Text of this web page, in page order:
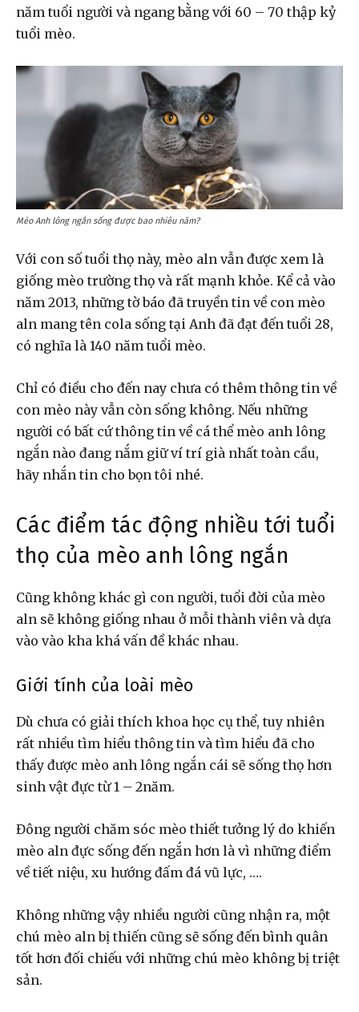
năm tuổi người và ngang bằng với 60 – 70 thập kỷ
tuổi mèo.
Mèo Anh lông ngắn sống được bao nhiêu năm?
Với con số tuổi thọ này, mèo aln vẫn được xem là
giống mèo trường thọ và rất mạnh khỏe. Kể cả vào
năm 2013, những tờ báo đã truyền tin về con mèo
aln mang tên cola sống tại Anh đã đạt đến tuổi 28,
có nghĩa là 140 năm tuổi mèo.
Chỉ có điều cho đến nay chưa có thêm thông tin về
con mèo này vẫn còn sống không. Nếu những
người có bất cứ thông tin về cá thể mèo anh lông
ngắn nào đang nắm giữ ví trí già nhất toàn cầu,
hãy nhắn tin cho bọn tôi nhé.
Các điểm tác động nhiều tới tuổi
thọ của mèo anh lông ngắn
Cũng không khác gì con người, tuổi đời của mèo
aln sẽ không giống nhau ở mỗi thành viên và dựa
vào vào kha khá vấn đề khác nhau.
Giới tính của loài mèo
Dù chưa có giải thích khoa học cụ thể, tuy nhiên
rất nhiều tìm hiểu thông tin và tìm hiểu đã cho
thấy được mèo anh lông ngắn cái sẽ sống thọ hơn
sinh vật đực từ 1 – 2năm.
Đông người chăm sóc mèo thiết tưởng lý do khiến
mèo aln đực sống đến ngắn hơn là vì những điểm
về tiết niệu, xu hướng đấm đá vũ lực, ….
Không những vậy nhiều người cũng nhận ra, một
chú mèo aln bị thiến cũng sẽ sống đến bình quân
tốt hơn đối chiếu với những chú mèo không bị triệt
sản.